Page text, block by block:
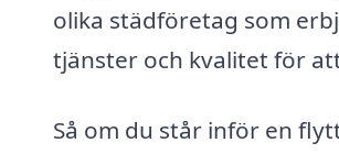
olika städföretag som
tjänster och kvalitet för
Så om du står inför en